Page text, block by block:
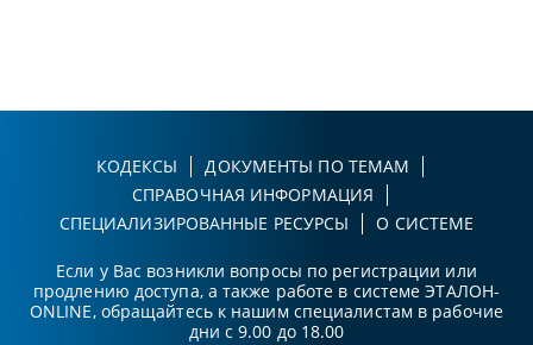
КОДЕКСЫ
ДОКУМЕНТЫ ПО ТЕМАМ
СПРАВОЧНАЯ ИНФОРМАЦИЯ
СПЕЦИАЛИЗИРОВАННЫЕ РЕСУРСЫ
О СИСТЕМЕ
Если у Вас возникли вопросы по регистрации или
продлению доступа, а также работе в системе ЭТАЛОН-
ONLINE, обращайтесь к нашим специалистам в рабочие
дни с 9.00 до 18.00